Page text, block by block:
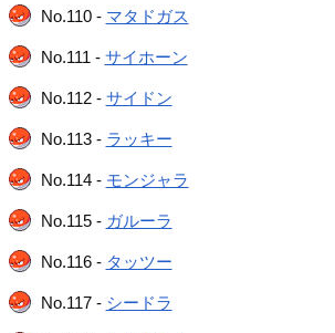
No.110 - マタドガス
No.111 - サイホーン
No.112 - サイドン
No.113 - ラッキー
No.114 - モンジャラ
No.115 - ガルーラ
No.116 - タッツー
No.117 - シードラ